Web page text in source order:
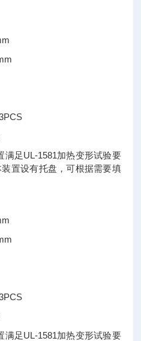
满足UL-1581加热变形试验要
置设有托盘，可根据需要填
满足UL-1581加热变形试验要